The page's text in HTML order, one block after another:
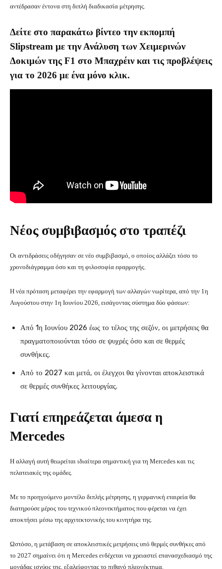
αντέδρασαν έντονα στη διπλή διαδικασία μέτρησης.
Δείτε στο παρακάτω βίντεο την εκπομπή
Slipstream με την Ανάλυση των Χειμερινών
Δοκιμών της F1 στο Μπαχρέιν και τις προβλέψεις
για το 2026 με ένα μόνο κλικ.
Νέος συμβιβασμός στο τραπέζι
Οι αντιδράσεις οδήγησαν σε νέο συμβιβασμό, ο οποίος αλλάζει τόσο το
χρονοδιάγραμμα όσο και τη φιλοσοφία εφαρμογής.
Η νέα πρόταση μεταφέρει την εφαρμογή των αλλαγών νωρίτερα, από την 1η
Αυγούστου στην 1η Ιουνίου 2026, εισάγοντας σύστημα δύο φάσεων:
Από 1η Ιουνίου 2026 έως το τέλος της σεζόν, οι μετρήσεις θα
πραγματοποιούνται τόσο σε ψυχρές όσο και σε θερμές
συνθήκες.
Από το 2027 και μετά, οι έλεγχοι θα γίνονται αποκλειστικά
σε θερμές συνθήκες λειτουργίας.
Γιατί επηρεάζεται άμεσα η
Mercedes
Η αλλαγή αυτή θεωρείται ιδιαίτερα σημαντική για τη Mercedes και τις
πελατειακές της ομάδες.
Με το προηγούμενο μοντέλο διπλής μέτρησης, η γερμανική εταιρεία θα
διατηρούσε μέρος του τεχνικού πλεονεκτήματος που φέρεται να έχει
αποκτήσει μέσω της αρχιτεκτονικής του κινητήρα της.
Ωστόσο, η μετάβαση σε αποκλειστικές μετρήσεις υπό θερμές συνθήκες από
το 2027 σημαίνει ότι η Mercedes ενδέχεται να χρειαστεί επανασχεδιασμό της
μονάδας ισχύος της, εξαλείφοντας το πιθανό πλεονέκτημα.